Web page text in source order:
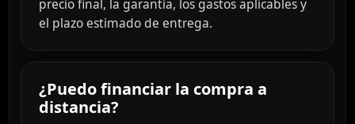
precio final, la garantía, los gastos aplicables y
el plazo estimado de entrega.
¿Puedo financiar la compra a
distancia?